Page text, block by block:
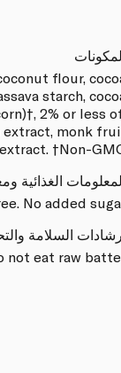
flour,
starch,
2% or less
extract, monk
extract. †Non-
الغذائية
No added
السلامة
not eat raw